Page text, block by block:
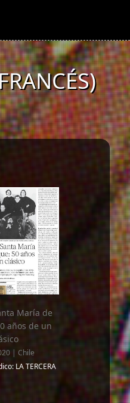
María de
años de un
| Chile
LA TERCERA